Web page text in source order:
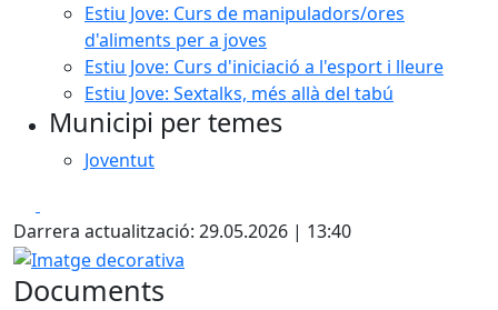
Estiu Jove: Curs de manipuladors/ores
d'aliments per a joves
Estiu Jove: Curs d'iniciació a l'esport i lleure
Estiu Jove: Sextalks, més allà del tabú
Municipi per temes
Joventut
Darrera actualització: 29.05.2026 | 13:40
Imatge decorativa
Documents